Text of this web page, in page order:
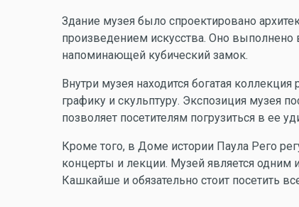
Здание музея было спроектировано
произведением искусства. Оно
напоминающей кубический замок.
Внутри музея находится богатая
графику и скульптуру. Экспозиция музея
позволяет посетителям погрузиться в ее
Кроме того, в Доме истории Паула Рего
концерты и лекции. Музей является одним
Кашкайше и обязательно стоит посетить